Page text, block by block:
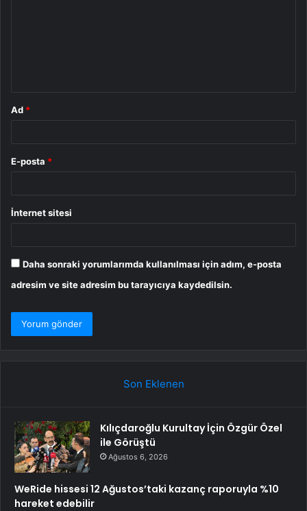
Ad *
E-posta *
İnternet sitesi
Daha sonraki yorumlarımda kullanılması için adım, e-posta
adresim ve site adresim bu tarayıcıya kaydedilsin.
Son Eklenen
Kılıçdaroğlu Kurultay İçin Özgür Özel
ile Görüştü
Ağustos 6, 2026
WeRide hissesi 12 Ağustos’taki kazanç raporuyla %10
hareket edebilir